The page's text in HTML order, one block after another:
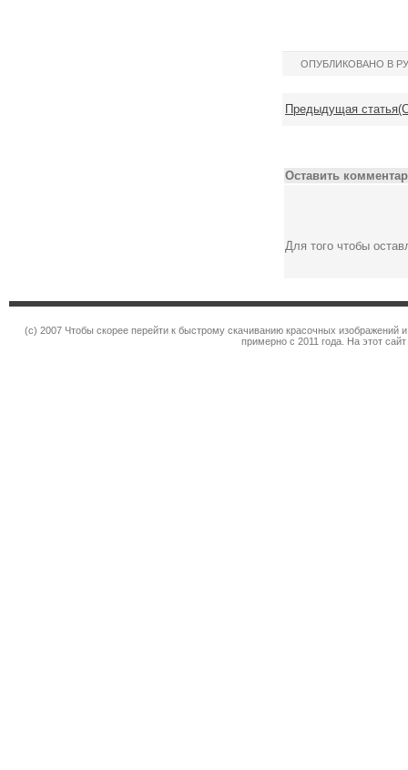
ОПУБЛИКОВАНО В
Предыдущая
Оставить
Для того чтобы
(c) 2007 Чтобы скорее перейти к быстрому скачиванию красочных
примерно с 2011 года. На этот